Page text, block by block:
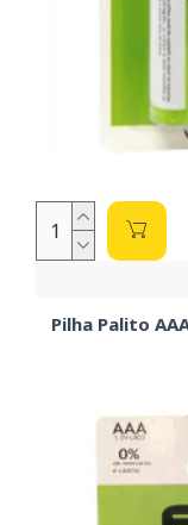
Pilha Palito